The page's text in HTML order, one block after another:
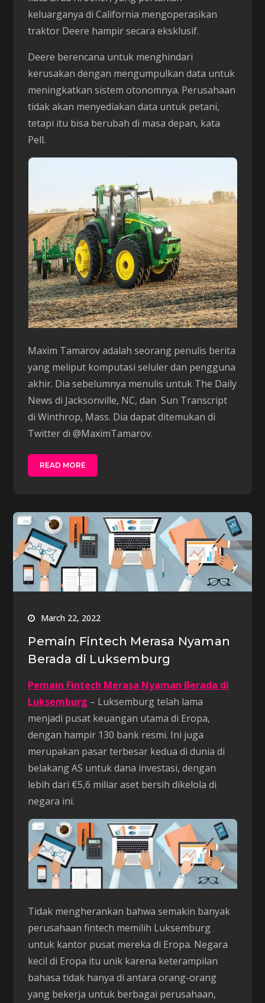
keluarganya di California mengoperasikan
traktor Deere hampir secara eksklusif.
Deere berencana untuk menghindari
kerusakan dengan mengumpulkan data untuk
meningkatkan sistem otonomnya. Perusahaan
tidak akan menyediakan data untuk petani,
tetapi itu bisa berubah di masa depan, kata
Pell.
Maxim Tamarov adalah seorang penulis berita
yang meliput komputasi seluler dan pengguna
akhir. Dia sebelumnya menulis untuk The Daily
News di Jacksonville, NC, dan Sun Transcript
di Winthrop, Mass. Dia dapat ditemukan di
Twitter di @MaximTamarov.
READ MORE
March 22, 2022
Pemain Fintech Merasa Nyaman
Berada di Luksemburg
Pemain Fintech Merasa Nyaman Berada di
Luksemburg – Luksemburg telah lama
menjadi pusat keuangan utama di Eropa,
dengan hampir 130 bank resmi. Ini juga
merupakan pasar terbesar kedua di dunia di
belakang AS untuk dana investasi, dengan
lebih dari €5,6 miliar aset bersih dikelola di
negara ini.
Tidak mengherankan bahwa semakin banyak
perusahaan fintech memilih Luksemburg
untuk kantor pusat mereka di Eropa. Negara
kecil di Eropa itu unik karena keterampilan
bahasa tidak hanya di antara orang-orang
yang bekerja untuk berbagai perusahaan,